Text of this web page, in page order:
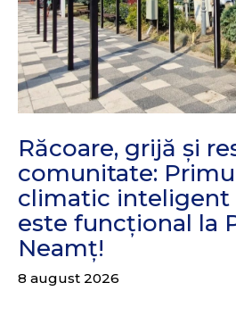
Răcoare, grijă și
comunitate:
climatic inteligent
este funcțional la
Neamț!
8 august 2026